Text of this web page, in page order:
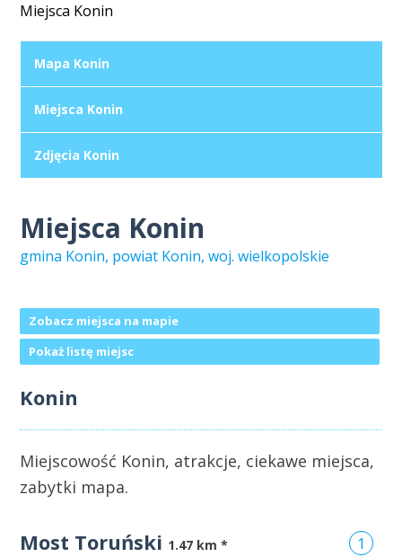
Miejsca Konin
Mapa Konin
Miejsca Konin
Zdjęcia Konin
Miejsca Konin
gmina Konin, powiat Konin, woj. wielkopolskie
Zobacz miejsca na mapie
Pokaż listę miejsc
Konin
Miejscowość Konin, atrakcje, ciekawe miejsca,
zabytki mapa.
Most Toruński 1
1.47 km *